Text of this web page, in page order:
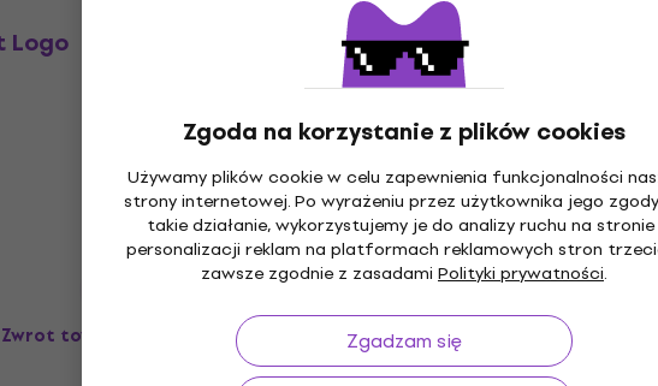
Zgoda na korzystanie z plików cookies
Używamy plików cookie w celu zapewnienia funkcjonalności
strony internetowej. Po wyrażeniu przez użytkownika jego
takie działanie, wykorzystujemy je do analizy ruchu na stronie
personalizacji reklam na platformach reklamowych stron
zawsze zgodnie z zasadami Polityki prywatności.
Zgadzam się
Logo The Script Satellites
Na magazynie
Zwrot towaru do 30 dni Transport gratisod 489 zł